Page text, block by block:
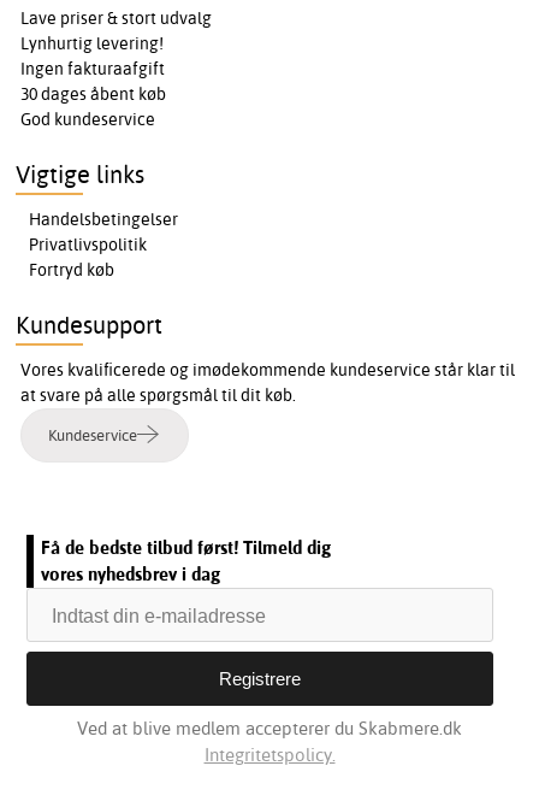
Lave priser & stort udvalg
Lynhurtig levering!
Ingen fakturaafgift
30 dages åbent køb
God kundeservice
Vigtige links
Handelsbetingelser
Privatlivspolitik
Fortryd køb
Kundesupport
Vores kvalificerede og imødekommende kundeservice står klar til
at svare på alle spørgsmål til dit køb.
Kundeservice
Få de bedste tilbud først! Tilmeld dig
vores nyhedsbrev i dag
Ved at blive medlem accepterer du Skabmere.dk
Integritetspolicy.